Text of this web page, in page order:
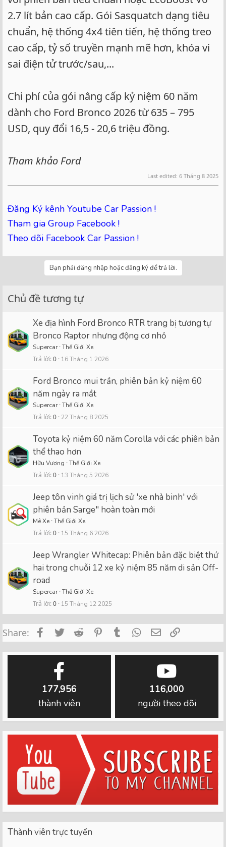
2.7 lít bản cao cấp. Gói Sasquatch dạng tiêu
chuẩn, hệ thống 4x4 tiên tiến, hệ thống treo
cao cấp, tỷ số truyền mạnh mẽ hơn, khóa vi
sai điện tử trước/sau,...
Chi phí của gói nâng cấp kỷ niệm 60 năm
dành cho Ford Bronco 2026 từ 635 – 795
USD, quy đổi 16,5 - 20,6 triệu đồng.
Tham khảo Ford
Last edited: 6 Tháng 8 2025
Đăng Ký kênh Youtube Car Passion !
Tham gia Group Facebook !
Theo dõi Facebook Car Passion !
Bạn phải đăng nhập hoặc đăng ký để trả lời.
Chủ đề tương tự
Xe địa hình Ford Bronco RTR trang bị tương tự
Bronco Raptor nhưng động cơ nhỏ
Supercar Thế Giới Xe
Trả lời 0 16 Tháng 1 2026
Ford Bronco mui trần, phiên bản kỷ niệm 60
năm ngày ra mắt
Supercar Thế Giới Xe
Trả lời 0 22 Tháng 8 2025
Toyota kỷ niệm 60 năm Corolla với các phiên bản
thể thao hơn
Hữu Vương Thế Giới Xe
Trả lời 0 13 Tháng 5 2026
Jeep tôn vinh giá trị lịch sử 'xe nhà binh' với
phiên bản Sarge" hoàn toàn mới
Mê Xe Thế Giới Xe
Trả lời 0 15 Tháng 6 2026
Jeep Wrangler Whitecap: Phiên bản đặc biệt thứ
hai trong chuỗi 12 xe kỷ niệm 85 năm di sản Off-
road
Supercar Thế Giới Xe
Trả lời 0 15 Tháng 12 2025
Share: FacebookTwitterReddit PinterestTumblrWhatsApp
Email
177,956
thành viên
116,000
người theo dõi
Thành viên trực tuyến